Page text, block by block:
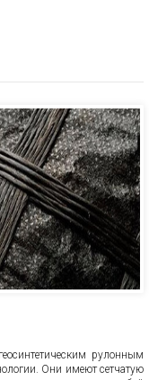
рулонным
Они имеют сетчатую